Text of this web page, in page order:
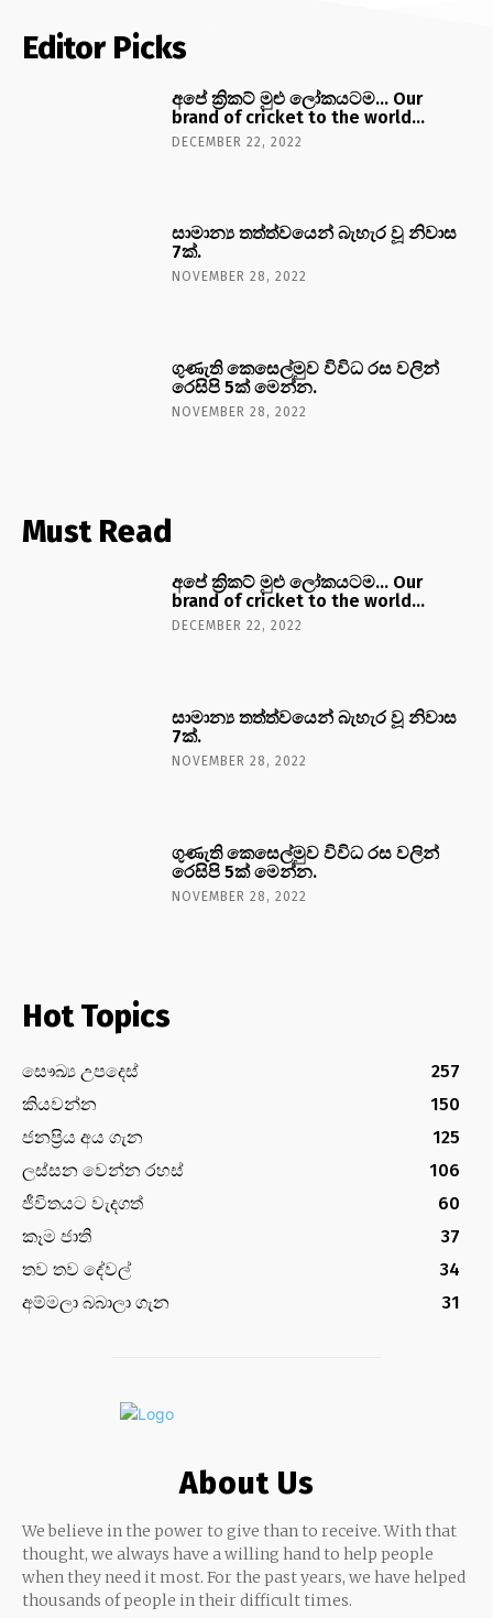
Editor Picks
අපේ ක්‍රිකට් මුළු ලෝකයටම… Our
brand of cricket to the world…
DECEMBER 22, 2022
සාමාන්‍ය තත්ත්වයෙන් බැහැර වූ නිවාස
7ක්.
NOVEMBER 28, 2022
ගුණැති කෙසෙල්මුව විවිධ රස වලින්
රෙසිපි 5ක් මෙන්න.
NOVEMBER 28, 2022
Must Read
අපේ ක්‍රිකට් මුළු ලෝකයටම… Our
brand of cricket to the world…
DECEMBER 22, 2022
සාමාන්‍ය තත්ත්වයෙන් බැහැර වූ නිවාස
7ක්.
NOVEMBER 28, 2022
ගුණැති කෙසෙල්මුව විවිධ රස වලින්
රෙසිපි 5ක් මෙන්න.
NOVEMBER 28, 2022
Hot Topics
සෞඛ්‍ය උපදෙස්
257
කියවන්න
150
ජනප්‍රිය අය ගැන
125
ලස්සන වෙන්න රහස්
106
ජීවිතයට වැදගත්
60
කෑම ජාති
37
තව තව දේවල්
34
අම්මලා බබාලා ගැන
31
About Us
We believe in the power to give than to receive. With that
thought, we always have a willing hand to help people
when they need it most. For the past years, we have helped
thousands of people in their difficult times.